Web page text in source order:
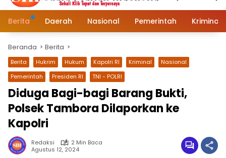
Berita Daerah Nasional Pemerintah Kriminal
Beranda Berita
Berita Hukrim Hukum Kapolri RI Kriminal
Nasional
Pemerintah
Presiden RI TNI - POLRI
Diduga Bagi-bagi Barang Bukti,
Polsek Tambora Dilaporkan ke
Kapolri
Redaksi
2 Min Baca
Agustus 12, 2024